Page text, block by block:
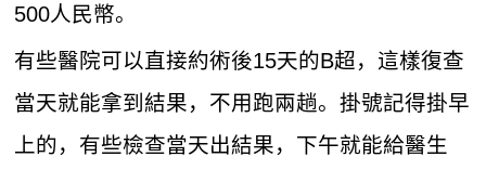
500人民幣。
有些醫院可以直接約術後15天的B超，這樣復查
當天就能拿到結果，不用跑兩趟。掛號記得掛早
上的，有些檢查當天出結果，下午就能給醫生